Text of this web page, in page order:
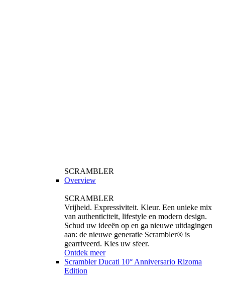
SCRAMBLER
Overview
SCRAMBLER
Vrijheid. Expressiviteit. Kleur. Een unieke mix
van authenticiteit, lifestyle en modern design.
Schud uw ideeën op en ga nieuwe uitdagingen
aan: de nieuwe generatie Scrambler® is
gearriveerd. Kies uw sfeer.
Ontdek meer
Scrambler Ducati 10° Anniversario Rizoma
Edition